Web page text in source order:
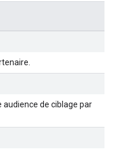
audience de ciblage par